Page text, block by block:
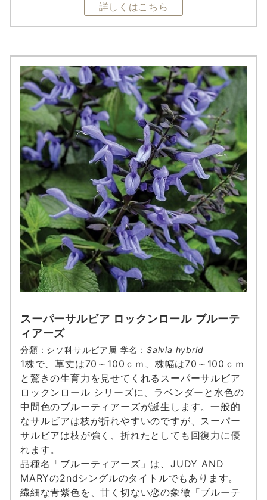
詳しくはこちら
スーパーサルビア ロックンロール ブルーテ
ィアーズ
分類：シソ科サルビア属 学名： Salvia hybrid
1株で、草丈は70～100ｃｍ、株幅は70～100ｃｍ
と驚きの生育力を見せてくれるスーパーサルビア
ロックンロール シリーズに、ラベンダーと水色の
中間色のブルーティアーズが誕生します。一般的
なサルビアは枝が折れやすいのですが、スーパー
サルビアは枝が強く、折れたとしても回復力に優
れます。
品種名「ブルーティアーズ」は、JUDY AND
MARYの2ndシングルのタイトルでもあります。
繊細な青紫色を、甘く切ない恋の象徴「ブルーテ